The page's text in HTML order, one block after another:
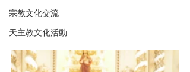
宗教文化交流
天主教文化活動